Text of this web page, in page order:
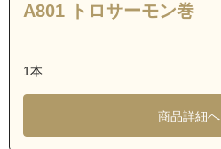
A801 トロサーモン巻
1本
商品詳細へ